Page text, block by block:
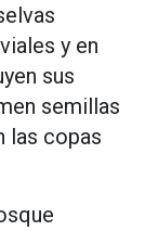
y en
sus
semillas
las copas